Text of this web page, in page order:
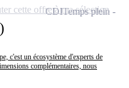
c'est un écosystème d'experts de
complémentaires, nous
CDITemps plein
cette offre à ma sélection